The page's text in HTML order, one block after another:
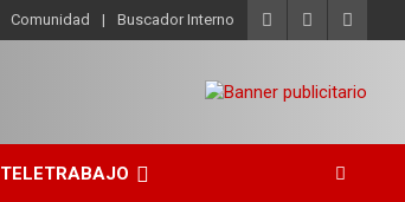
Comunidad Buscador Interno
TELETRABAJO